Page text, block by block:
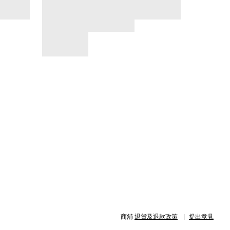
商舖 退貨及退款政策 提出意見